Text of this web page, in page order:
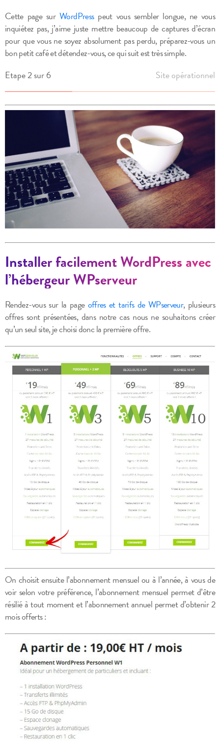
Cette page surWordPresspeut vous sembler longue, ne vous
inquiétez pas, j’aime juste mettre beaucoup de captures d’écran
pour que vous ne soyez absolument pas perdu, préparez-vous un
bon petit café et détendez-vous, ce qui suit est très simple.
Etape 2 sur 6
Site opérationnel
Installer facilement WordPress avec
l’hébergeur WPserveur
Rendez-vous sur la page offres et tarifs de WPserveur, plusieurs
offres sont présentées, dans notre cas nous ne souhaitons créer
qu’un seul site, je choisi donc la première offre.
On choisit ensuite l’abonnement mensuel ou à l’année, à vous de
voir selon votre préférence, l’abonnement mensuel permet d’être
résilié à tout moment et l’abonnement annuel permet d’obtenir 2
mois offerts :